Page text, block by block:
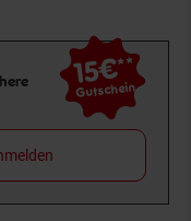
15€**
Gutschein